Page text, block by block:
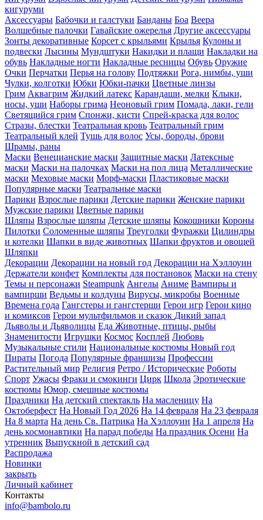
кигуруми
Аксессуары Бабочки и галстуки Банданы Боа Веера
Волшебные палочки Гавайские ожерелья Другие аксессуары
Зонты декоративные Корсет с крыльями Крылья Кулоны и
подвески Лысины Мундштуки Накидки и плащи Накладки на
обувь Накладные ногти Накладные ресницы Обувь Оружие
Очки Перчатки Перья на голову Подтяжки Рога, нимбы, уши
Чулки, колготки Юбки Юбки-пачки Цветные линзы
Грим Аквагрим Жидкий латекс Карандаши, мелки Клыки,
носы, уши Наборы грима Неоновый грим Помада, лаки, гели
Светящийся грим Спонжи, кисти Спрей-краска для волос
Стразы, блестки Театральная кровь Театральный грим
Театральный клей Тушь для волос Усы, бороды, брови
Шрамы, раны
Маски Венецианские маски Защитные маски Латексные
маски Маски на палочках Маски на пол лица Металлические
маски Меховые маски Морф-маски Пластиковые маски
Популярные маски Театральные маски
Парики Взрослые парики Детские парики Женские парики
Мужские парики Цветные парики
Шляпы Взрослые шляпы Детские шляпы Кокошники Короны
Пилотки Соломенные шляпы Треуголки Фуражки Цилиндры
и котелки Шапки в виде животных Шапки фруктов и овощей
Шляпки
Декорации Декорации на новый год Декорации на Хэллоуин
Держатели конфет Комплекты для постановок Маски на стену
Темы и персонажи Steampunk Ангелы Аниме Вампиры и
вампирши Ведьмы и колдуны Вирусы, микробы Военные
Времена года Гангстеры и гангстерши Герои игр Герои кино
и комиксов Герои мультфильмов и сказок Дикий запад
Дьяволы и Дьяволицы Еда Животные, птицы, рыбы
Знаменитости Игрушки Космос Косплей Любовь
Музыкальные стили Национальные костюмы Новый год
Пираты Погода Популярные франшизы Профессии
Растительный мир Религия Ретро / Исторические Роботы
Спорт Ужасы Фраки и смокинги Цирк Школа Эротические
костюмы Юмор, смешные костюмы
Праздники На детский спектакль На масленицу На
Октоберфест На Новый Год 2026 На 14 февраля На 23 февраля
На 8 марта На день Св. Патрика На Хэллоуин На 1 апреля На
день космонавтики На парад победы На праздник Осени На
утренник Выпускной в детский сад
Распродажа
Новинки
закрыть
Личный кабинет
Контакты
info@bambolo.ru